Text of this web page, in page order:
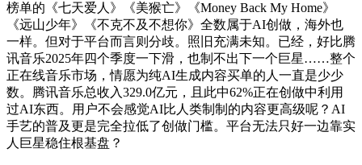
榜单的《七天爱人》《美猴亡》《Money Back My Home》
《远山少年》《不克不及不想你》全数属于AI创做，海外也
一样。但对于平台而言则分歧。照旧充满未知。已经，好比腾
讯音乐2025年四个季度一下滑，也制不出下一个巨星……整个
正在线音乐市场，情愿为纯AI生成内容买单的人一直是少少
数。腾讯音乐总收入329.0亿元，且此中62%正在创做中利用
过AI东西。用户不会感觉AI比人类制制的内容更高级呢？AI
手艺的普及更是完全拉低了创做门槛。平台无法只好一边靠实
人巨星稳住根基盘？